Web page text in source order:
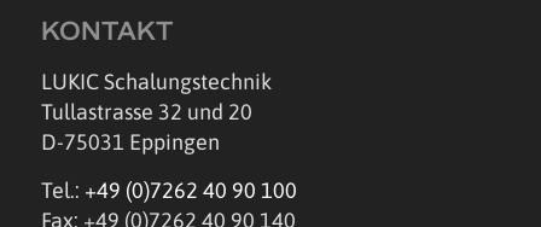
KONTAKT
LUKIC Schalungstechnik
Tullastrasse 32 und 20
D-75031 Eppingen
Tel.: +49 (0)7262 40 90 100
Fax: +49 (0)7262 40 90 140